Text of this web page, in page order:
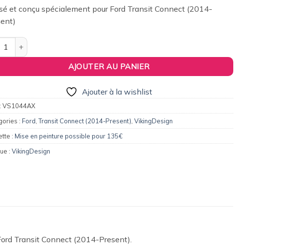
et conçu spécialement pour Ford Transit Connect (2014-
de Aileron / Becquet double-porte pour Ford Transit Connect (2014-Present)
AJOUTER AU PANIER
Ajouter à la wishlist
VS1044AX
: Ford,Transit Connect (2014-Present), VikingDesign
: Mise en peinture possible pour 135€
: VikingDesign
Transit Connect (2014-Present).